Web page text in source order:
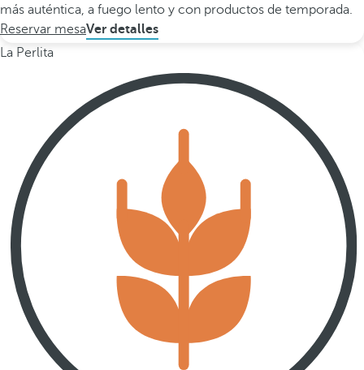
más auténtica, a fuego lento y con productos de temporada.
Reservar mesaVer detalles
La Perlita